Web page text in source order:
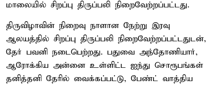
மாலையில் சிறப்பு திருப்பலி நிறைவேற்றப்பட்டது.
திருவிழாவின் நிறைவு நாளான நேற்று இரவு
ஆலயத்தில் சிறப்பு திருப்பலி நிறைவேற்றப்பட்டதுடன்,
தேர் பவனி நடைபெற்றது. பதுவை அந்தோணியார்,
ஆரோக்கிய அன்னை உள்ளிட்ட ஐந்து சொரூபங்கள்
தனித்தனி தேரில் வைக்கப்பட்டு, பேண்ட் வாத்திய